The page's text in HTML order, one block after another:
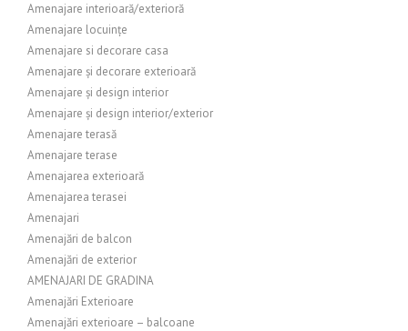
Amenajare interioară/exterioră
Amenajare locuințe
Amenajare si decorare casa
Amenajare și decorare exterioară
Amenajare și design interior
Amenajare și design interior/exterior
Amenajare terasă
Amenajare terase
Amenajarea exterioară
Amenajarea terasei
Amenajari
Amenajări de balcon
Amenajări de exterior
AMENAJARI DE GRADINA
Amenajări Exterioare
Amenajări exterioare – balcoane